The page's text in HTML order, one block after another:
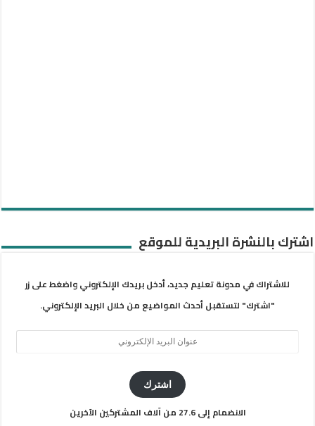
اشترك بالنشرة البريدية للموقع
للاشتراك في مدونة تعليم جديد، أدخل بريدك الإلكتروني واضغط على زر
"اشترك" لتستقبل أحدث المواضيع من خلال البريد الإلكتروني.
اشترك
الانضمام إلى 27.6 من آلاف المشتركين الآخرين